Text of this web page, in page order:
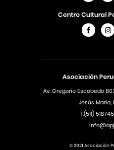
Asociación
Av. Gregorio Escobedo
Jesús Maria,
T.(511)
Centro Cultural
© 2021 Asociación